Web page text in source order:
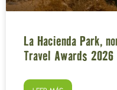
La Hacienda Park,
Travel Awards 2026